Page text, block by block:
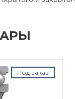
заказ